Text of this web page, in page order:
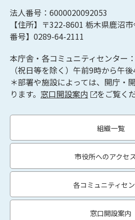
法人番号：6000020092053
【住所】〒322-8601 栃木県鹿沼
番号】0289-64-2111
本庁舎・各コミュニティセンター
（祝日等を除く）午前9時から午
＊部署や施設によっては、開庁・
ります。 窓口開設案内 をご覧く
組織一覧
市役所へのアクセ
各コミュニティセ
窓口開設案内